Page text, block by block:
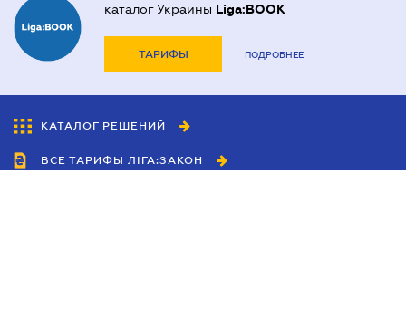
каталог Украины Liga:BOOK
ТАРИФЫ ПОДРОБНЕЕ
КАТАЛОГ РЕШЕНИЙ
ВСЕ ТАРИФЫ ЛІГА:ЗАКОН